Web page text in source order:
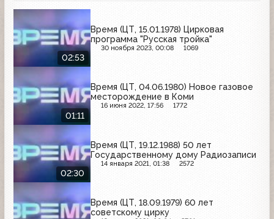
02:53
Время (ЦТ, 15.01.1978) Цирковая
программа "Русская тройка"
30 ноября 2023, 00:08 1069
01:11
Время (ЦТ, 04.06.1980) Новое газовое
месторождение в Коми
16 июня 2022, 17:56 1772
02:30
Время (ЦТ, 19.12.1988) 50 лет
Государственному дому Радиозаписи
14 января 2021, 01:38 2572
Время (ЦТ, 18.09.1979) 60 лет
советскому цирку